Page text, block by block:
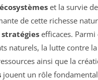
écosystèmes et la survie
de cette richesse
stratégies efficaces. Parmi
naturels, la lutte contre
ainsi que la
jouent un rôle